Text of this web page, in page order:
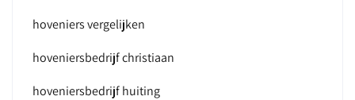
hoveniers vergelijken
hoveniersbedrijf christiaan
hoveniersbedrijf huiting